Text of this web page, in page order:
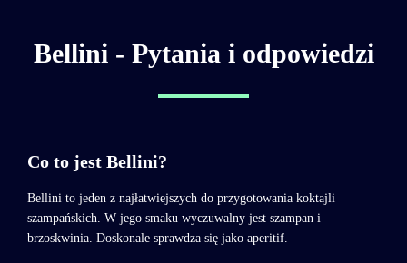
Bellini - Pytania i odpowiedzi
Co to jest Bellini?
Bellini to jeden z najłatwiejszych do przygotowania koktajli
szampańskich. W jego smaku wyczuwalny jest szampan i
brzoskwinia. Doskonale sprawdza się jako aperitif.